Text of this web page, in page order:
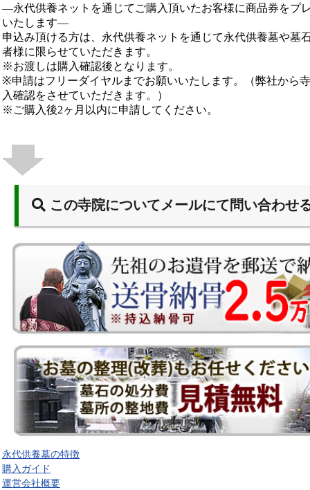
―永代供養ネットを通じてご購入頂いたお客様に商品券をプ
いたします―
申込み頂ける方は、永代供養ネットを通じて永代供養墓や墓
者様に限らせていただきます。
※お渡しは購入確認後となります。
※申請はフリーダイヤルまでお願いいたします。（弊社から
入確認をさせていただきます。）
※ご購入後2ヶ月以内に申請してください。
この寺院についてメールにて問い合わせ
永代供養墓の特徴
購入ガイド
運営会社概要